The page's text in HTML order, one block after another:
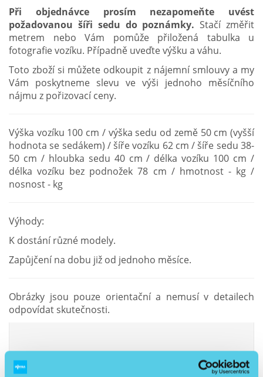
Při objednávce prosím nezapomeňte uvést
požadovanou šíři sedu do poznámky. Stačí změřit
metrem nebo Vám pomůže přiložená tabulka u
fotografie vozíku. Případně uveďte výšku a váhu.
Toto zboží si můžete odkoupit z nájemní smlouvy a my
Vám poskytneme slevu ve výši jednoho měsíčního
nájmu z pořizovací ceny.
Výška vozíku 100 cm / výška sedu od země 50 cm (vyšší
hodnota se sedákem) / šíře vozíku 62 cm / šíře sedu 38-
50 cm / hloubka sedu 40 cm / délka vozíku 100 cm /
délka vozíku bez podnožek 78 cm / hmotnost - kg /
nosnost - kg
Výhody:
K dostání různé modely.
Zapůjčení na dobu již od jednoho měsíce.
Obrázky jsou pouze orientační a nemusí v detailech
odpovídat skutečnosti.
Ke stažení